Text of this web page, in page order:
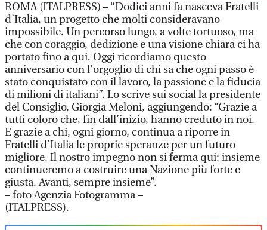
ROMA (ITALPRESS) – “Dodici anni fa nasceva Fratelli
d’Italia, un progetto che molti consideravano
impossibile. Un percorso lungo, a volte tortuoso, ma
che con coraggio, dedizione e una visione chiara ci ha
portato fino a qui. Oggi ricordiamo questo
anniversario con l’orgoglio di chi sa che ogni passo è
stato conquistato con il lavoro, la passione e la fiducia
di milioni di italiani”. Lo scrive sui social la presidente
del Consiglio, Giorgia Meloni, aggiungendo: “Grazie a
tutti coloro che, fin dall’inizio, hanno creduto in noi.
E grazie a chi, ogni giorno, continua a riporre in
Fratelli d’Italia le proprie speranze per un futuro
migliore. Il nostro impegno non si ferma qui: insieme
continueremo a costruire una Nazione più forte e
giusta. Avanti, sempre insieme”.
– foto Agenzia Fotogramma –
(ITALPRESS).